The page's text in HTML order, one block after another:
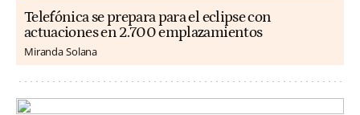
Telefónica se prepara para el eclipse con
actuaciones en 2.700 emplazamientos
Miranda Solana